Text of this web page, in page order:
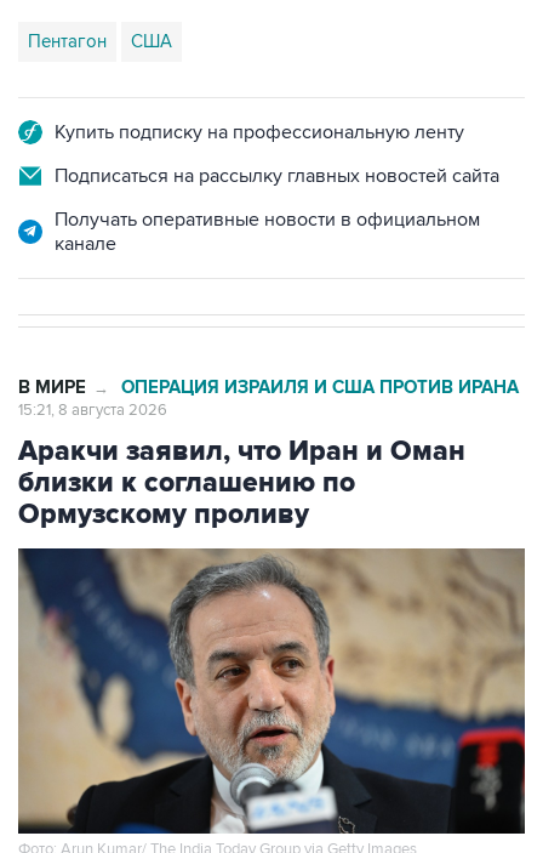
Пентагон США
Купить подписку на профессиональную ленту
Подписаться на рассылку главных новостей сайта
Получать оперативные новости в официальном
канале
В МИРЕ → ОПЕРАЦИЯ ИЗРАИЛЯ И США ПРОТИВ ИРАНА
15:21, 8 августа 2026
Аракчи заявил, что Иран и Оман
близки к соглашению по
Ормузскому проливу